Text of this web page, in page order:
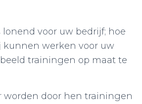
voor uw bedrijf; hoe
kunnen werken voor uw
trainingen op maat te
worden door hen trainingen